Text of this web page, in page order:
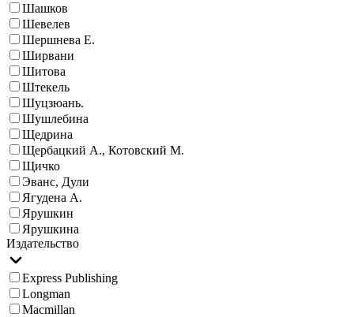
Шашков
Шевелев
Шершнева Е.
Ширвани
Шитова
Штекель
Шуцзюань.
Шушлебина
Щедрина
Щербацкий А., Котовский М.
Щичко
Эванс, Дули
Ягудена А.
Ярушкин
Ярушкина
Издательство
Express Publishing
Longman
Macmillan